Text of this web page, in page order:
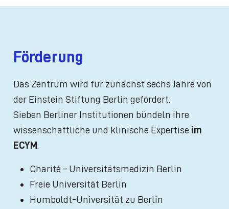
Förderung
Das Zentrum wird für zunächst sechs Jahre von
der Einstein Stiftung Berlin gefördert.
Sieben Berliner Institutionen bündeln ihre
wissenschaftliche und klinische Expertise im
ECYM:
Charité – Universitätsmedizin Berlin
Freie Universität Berlin
Humboldt-Universität zu Berlin